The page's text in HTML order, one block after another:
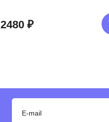
2480 ₽